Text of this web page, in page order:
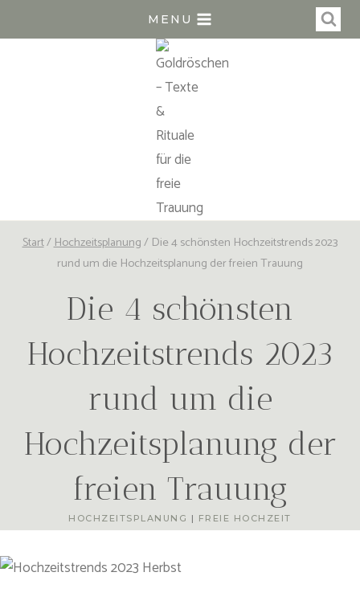
Inhalt
MENU
Start/Hochzeitsplanung/ Die 4 schönsten Hochzeitstrends 2023
rund um die Hochzeitsplanung der freien Trauung
Die 4 schönsten
Hochzeitstrends 2023
rund um die
Hochzeitsplanung der
freien Trauung
HOCHZEITSPLANUNG | FREIE HOCHZEIT